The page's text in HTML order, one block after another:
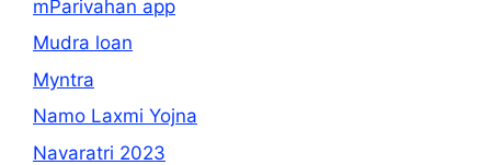
mParivahan app
Mudra loan
Myntra
Namo Laxmi Yojna
Navaratri 2023